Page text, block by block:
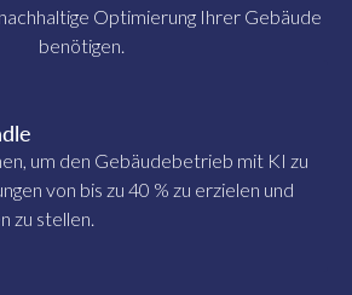
Optimierung Ihrer Gebäude
benötigen.
um den Gebäudebetrieb mit KI zu
von bis zu 40 % zu erzielen und
zu stellen.